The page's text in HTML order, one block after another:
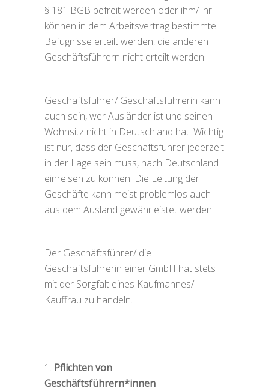
§ 181 BGB befreit werden oder ihm/ ihr
können in dem Arbeitsvertrag bestimmte
Befugnisse erteilt werden, die anderen
Geschäftsführern nicht erteilt werden.
Geschäftsführer/ Geschäftsführerin kann
auch sein, wer Ausländer ist und seinen
Wohnsitz nicht in Deutschland hat. Wichtig
ist nur, dass der Geschäftsführer jederzeit
in der Lage sein muss, nach Deutschland
einreisen zu können. Die Leitung der
Geschäfte kann meist problemlos auch
aus dem Ausland gewährleistet werden.
Der Geschäftsführer/ die
Geschäftsführerin einer GmbH hat stets
mit der Sorgfalt eines Kaufmannes/
Kauffrau zu handeln.
Pflichten von
Geschäftsführern*innen